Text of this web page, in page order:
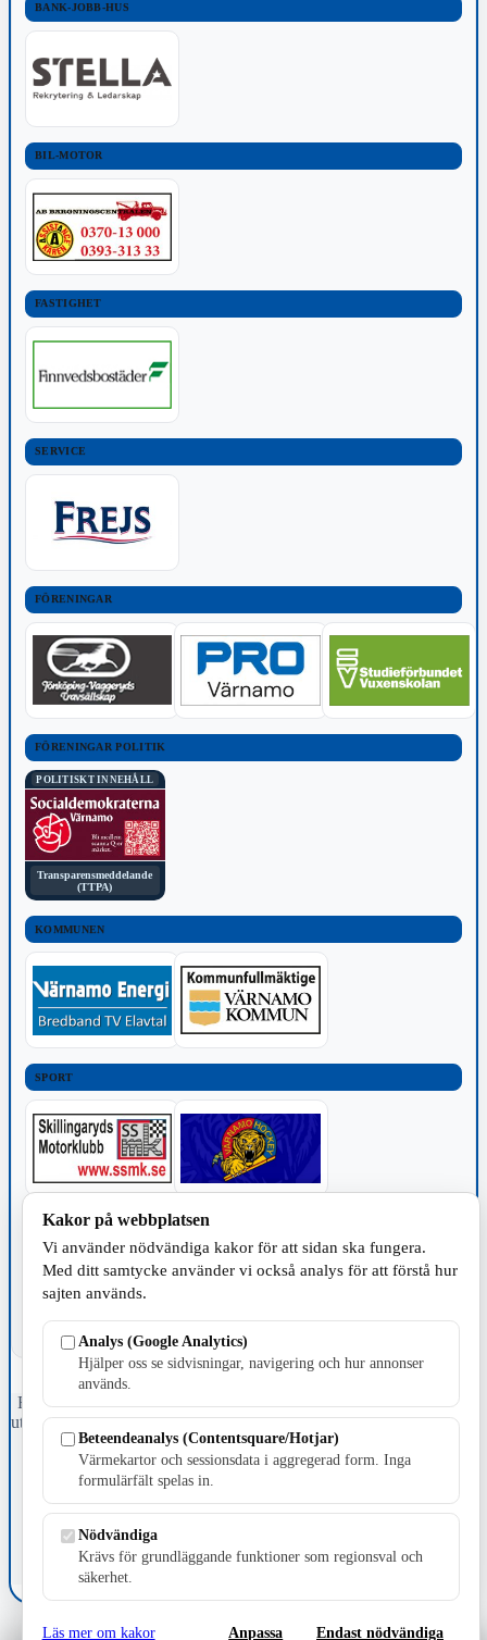
BANK-JOBB-HUS
BIL-MOTOR
FASTIGHET
SERVICE
FÖRENINGAR
FÖRENINGAR POLITIK
POLITISKT INNEHÅLL
Transparensmeddelande
(TTPA)
KOMMUNEN
SPORT
TILLVERKNING
Fristående webbtidningsföretag grundat 1991 som sedan 2002 ger
ut tidningen Skillingaryd.nu och 2010 lanserades Värnamo.nu. Från
april 2026 omfattar Skillingaryd.nu tre kommuner: Gnosjö,
Värnamo och Vaggeryds kommun.
E-post: redaktionen@skillingaryd.nu
Postadress: Gisslaköp 1, 568 92 Skillingaryd
Kakor på webbplatsen
Vi använder nödvändiga kakor för att sidan ska fungera.
Med ditt samtycke använder vi också analys för att förstå hur
sajten används.
Analys (Google Analytics)
Hjälper oss se sidvisningar, navigering och hur annonser
används.
Beteendeanalys (Contentsquare/Hotjar)
Värmekartor och sessionsdata i aggregerad form. Inga
formulärfält spelas in.
Nödvändiga
Krävs för grundläggande funktioner som regionsval och
säkerhet.
Läs mer om kakor Anpassa Endast nödvändiga